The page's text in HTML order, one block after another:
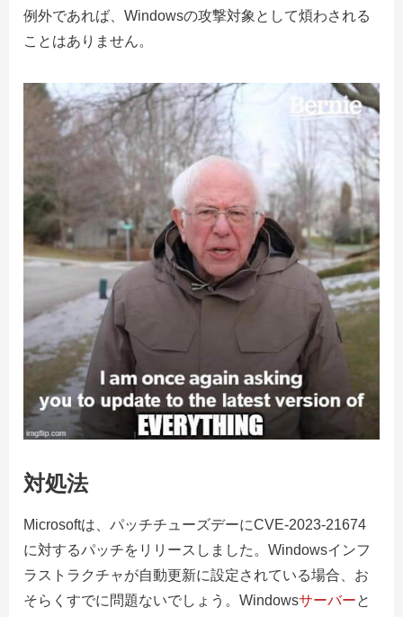
例外であれば、Windowsの攻撃対象として煩わされる
ことはありません。
対処法
Microsoftは、パッチチューズデーにCVE-2023-21674
に対するパッチをリリースしました。Windowsインフ
ラストラクチャが自動更新に設定されている場合、お
そらくすでに問題ないでしょう。Windowsサーバーと